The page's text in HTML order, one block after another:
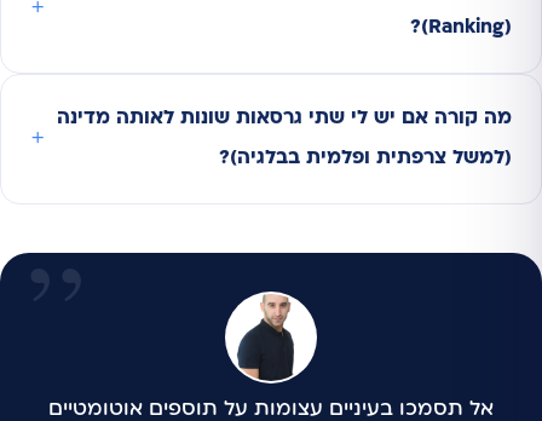
(Ranking)?
מה קורה אם יש לי שתי גרסאות שונות לאותה מדינה
(למשל צרפתית ופלמית בבלגיה)?
אל תסמכו בעיניים עצומות על תוספים אוטומטיים